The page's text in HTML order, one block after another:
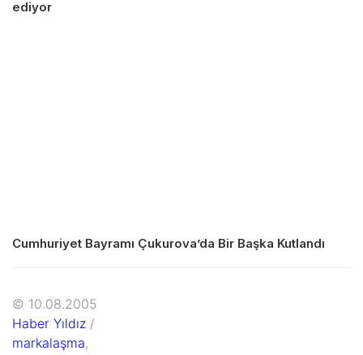
ediyor
Cumhuriyet Bayramı Çukurova’da Bir Başka Kutlandı
© 10.08.2005
Haber Yıldız /
markalaşma,